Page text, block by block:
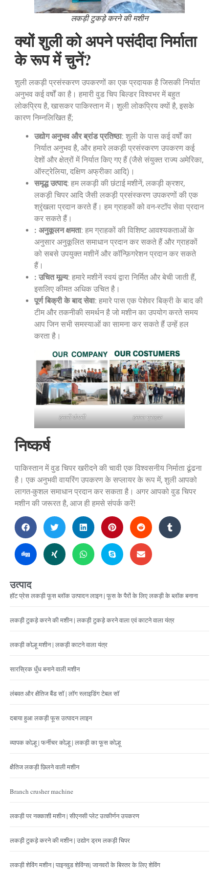
लकड़ी टुकड़े करने की मशीन
क्यों शुली को अपने पसंदीदा निर्माता
के रूप में चुनें?
शुली लकड़ी प्रसंस्करण उपकरणों का एक प्रदायक है जिसकी निर्यात
अनुभव कई वर्षों का है। हमारी वुड चिप बिल्डर विश्वभर में बहुत
लोकप्रिय है, खासकर पाकिस्तान में। शुली लोकप्रिय क्यों है, इसके
कारण निम्नलिखित हैं;
उद्योग अनुभव और ब्रांड प्रतिष्ठा: शुली के पास कई वर्षों का
निर्यात अनुभव है, और हमारे लकड़ी प्रसंस्करण उपकरण कई
देशों और क्षेत्रों में निर्यात किए गए हैं (जैसे संयुक्त राज्य अमेरिका,
ऑस्ट्रेलिया, दक्षिण अफ्रीका आदि)।
समृद्ध उत्पाद: हम लकड़ी की छंटाई मशीनें, लकड़ी क्रशर,
लकड़ी चिपर आदि जैसी लकड़ी प्रसंस्करण उपकरणों की एक
श्रृंखला प्रदान करते हैं। हम ग्राहकों को वन-स्टॉप सेवा प्रदान
कर सकते हैं।
: अनुकूलन क्षमता: हम ग्राहकों की विशिष्ट आवश्यकताओं के
अनुसार अनुकूलित समाधान प्रदान कर सकते हैं और ग्राहकों
को सबसे उपयुक्त मशीनें और कॉन्फ़िगरेशन प्रदान कर सकते
हैं।
: उचित मूल्य: हमारे मशीनें स्वयं द्वारा निर्मित और बेची जाती हैं,
इसलिए कीमत अधिक उचित है।
पूर्ण बिक्री के बाद सेवा: हमारे पास एक पेशेवर बिक्री के बाद की
टीम और तकनीकी समर्थन है जो मशीन का उपयोग करते समय
आप जिन सभी समस्याओं का सामना कर सकते हैं उन्हें हल
करता है।
हमारी कंपनी हमारा ग्राहक
निष्कर्ष
पाकिस्तान में वुड चिपर खरीदने की चावी एक विश्वसनीय निर्माता ढूंढना
है। एक अनुभवी वायरिंग उपकरण के सप्लायर के रूप में, शुली आपको
लागत-कुशल समाधान प्रदान कर सकता है। अगर आपको वुड चिपर
मशीन की जरूरत है, आज ही हमसे संपर्क करें!
उत्पाद
हॉट प्रेस लकड़ी फूस ब्लॉक उत्पादन लाइन | फूस के पैरों के लिए लकड़ी के ब्लॉक बनाना
लकड़ी टुकड़े करने की मशीन | लकड़ी टुकड़े करने वाला एवं काटने वाला यंत्र
लकड़ी कोल्हू मशीन | लकड़ी काटने वाला यंत्र
सारस्रिक धुँध बनाने वाली मशीन
लंबवत और क्षैतिज बैंड सॉ | लॉग स्लाइडिंग टेबल सॉ
दबाया हुआ लकड़ी फूस उत्पादन लाइन
व्यापक कोल्हू | फर्नीचर कोल्हू | लकड़ी का फूस कोल्हू
क्षैतिज लकड़ी छिलने वाली मशीन
Branch crusher machine
लकड़ी पर नक्काशी मशीन | सीएनसी प्लेट उत्कीर्णन उपकरण
लकड़ी टुकड़े करने की मशीन | उद्योग ड्रम लकड़ी चिपर
लकड़ी शेविंग मशीन | पाइनवुड शेविंग्स| जानवरों के बिस्तर के लिए शेविंग